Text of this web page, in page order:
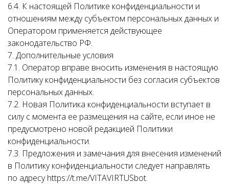
6.4. К настоящей Политике конфиденциальности и
отношениям между субъектом персональных данных и
Оператором применяется действующее
законодательство РФ.
7. Дополнительные условия
7.1. Оператор вправе вносить изменения в настоящую
Политику конфиденциальности без согласия субъектов
персональных данных.
7.2. Новая Политика конфиденциальности вступает в
силу с момента ее размещения на сайте, если иное не
предусмотрено новой редакцией Политики
конфиденциальности.
7.3. Предложения и замечания для внесения изменений
в Политику конфиденциальности следует направлять
по адресу https://t.me/VITAVIRTUSbot.